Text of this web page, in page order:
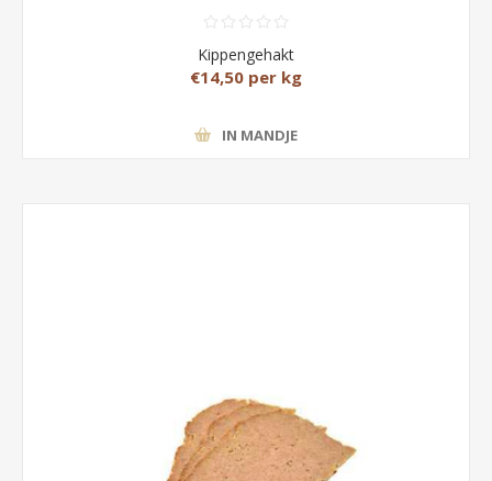
Kippengehakt
€14,50 per kg
IN MANDJE